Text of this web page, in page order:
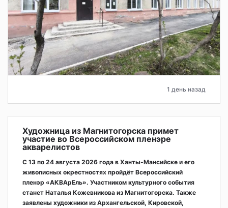
1 день назад
Художница из Магнитогорска примет
участие во Всероссийском пленэре
акварелистов
С 13 по 24 августа 2026 года в Ханты-Мансийске и его
живописных окрестностях пройдёт Всероссийский
пленэр «АКВАрЕль». Участником культурного события
станет Наталья Кожевникова из Магнитогорска. Также
заявлены художники из Архангельской, Кировской,